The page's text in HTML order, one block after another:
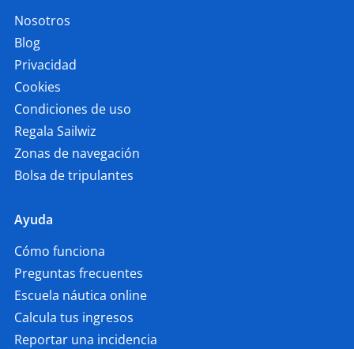
Nosotros
Blog
Privacidad
Cookies
Condiciones de uso
Regala Sailwiz
Zonas de navegación
Bolsa de tripulantes
Ayuda
Cómo funciona
Preguntas frecuentes
Escuela náutica online
Calcula tus ingresos
Reportar una incidencia